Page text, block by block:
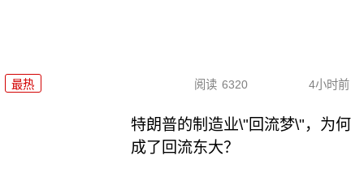
最热 阅读 6320 4小时前
特朗普的制造业\"回流梦\"，为何
成了回流东大？